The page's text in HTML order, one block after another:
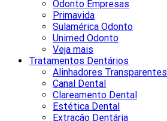
Odonto Empresas
Primavida
Sulamérica Odonto
Unimed Odonto
Veja mais
Tratamentos Dentários
Alinhadores Transparentes
Canal Dental
Clareamento Dental
Estética Dental
Extração Dentária